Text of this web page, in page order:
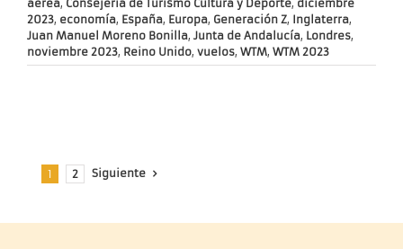
aérea, Consejeria de Turismo Cultura y Deporte, diciembre
2023, economía, España, Europa, Generación Z, Inglaterra,
Juan Manuel Moreno Bonilla, Junta de Andalucía, Londres,
noviembre 2023, Reino Unido, vuelos, WTM, WTM 2023
1 2 Siguiente